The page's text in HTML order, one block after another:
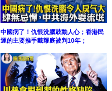
中國病了！仇恨洗腦鼓動人心；香港民
運的主要推手戴耀庭被判10年；